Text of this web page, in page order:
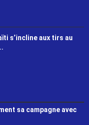
s’incline aux tirs au
sa campagne avec